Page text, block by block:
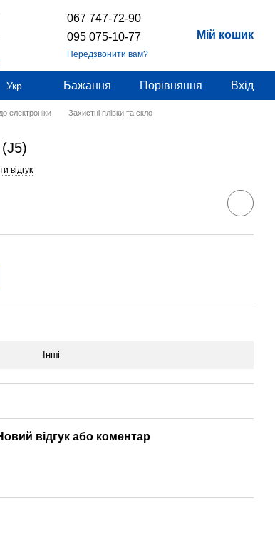
067 747-72-90
095 075-10-77
Передзвонити вам?
Мій кошик
Укр Бажання Порівняння Вхід
електроніки
Захистні плівки та скло
відгук
Інші
відгук або коментар